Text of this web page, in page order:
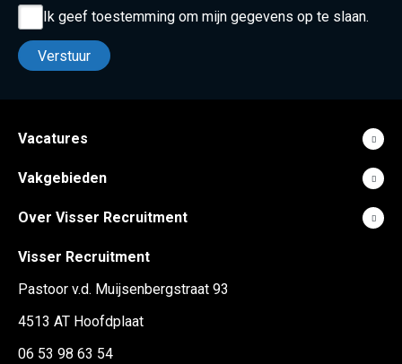
Ik geef toestemming om mijn gegevens op te slaan.
Vacatures
Vakgebieden
Over Visser Recruitment
Visser Recruitment
Pastoor v.d. Muijsenbergstraat 93
4513 AT Hoofdplaat
06 53 98 63 54